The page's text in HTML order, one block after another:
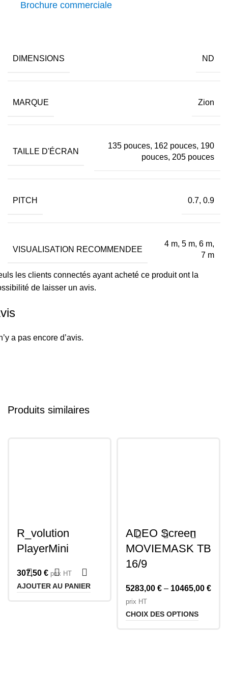
Brochure commerciale
DIMENSIONS ND
MARQUE Zion
TAILLE D'ÉCRAN
135 pouces, 162 pouces, 190
pouces, 205 pouces
PITCH 0.7, 0.9
VISUALISATION RECOMMENDEE
4 m, 5 m, 6 m,
7 m
a pas encore d’avis.
les clients connectés ayant acheté ce produit ont la
de laisser un avis.
Produits similaires
R_volution
PlayerMini
307,50 € prix HT
AJOUTER AU PANIER
ADEO Screen
MOVIEMASK TB
16/9
5283,00 € – 10465,00 €
prix HT
CHOIX DES OPTIONS